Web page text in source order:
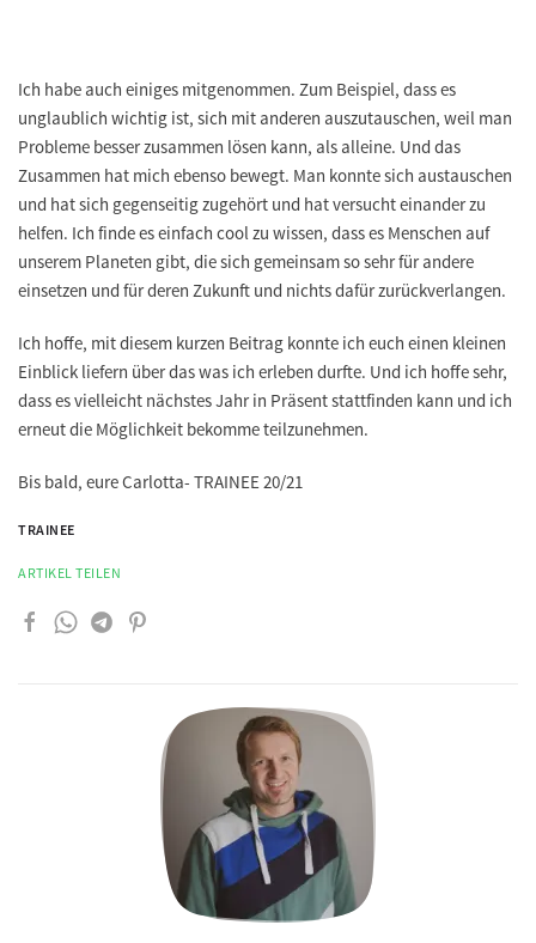
Ich habe auch einiges mitgenommen. Zum Beispiel, dass es
unglaublich wichtig ist, sich mit anderen auszutauschen, weil man
Probleme besser zusammen lösen kann, als alleine. Und das
Zusammen hat mich ebenso bewegt. Man konnte sich austauschen
und hat sich gegenseitig zugehört und hat versucht einander zu
helfen. Ich finde es einfach cool zu wissen, dass es Menschen auf
unserem Planeten gibt, die sich gemeinsam so sehr für andere
einsetzen und für deren Zukunft und nichts dafür zurückverlangen.
Ich hoffe, mit diesem kurzen Beitrag konnte ich euch einen kleinen
Einblick liefern über das was ich erleben durfte. Und ich hoffe sehr,
dass es vielleicht nächstes Jahr in Präsent stattfinden kann und ich
erneut die Möglichkeit bekomme teilzunehmen.
Bis bald, eure Carlotta- TRAINEE 20/21
TRAINEE
ARTIKEL TEILEN